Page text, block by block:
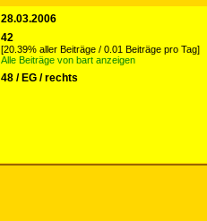
28.03.2006
42
[20.39% aller Beiträge / 0.01 Beiträge pro Tag]
Alle Beiträge von bart anzeigen
48 / EG / rechts